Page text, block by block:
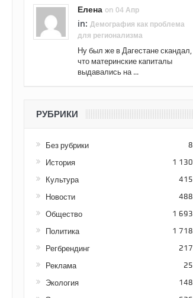
Елена on 04 Апр
in: Демография как проблема
для регионализма
Ну был же в Дагестане скандал,
что материнские капиталы
выдавались на ...
РУБРИКИ
Без рубрики 8
История 1 130
Культура 415
Новости 488
Общество 1 693
Политика 1 718
Регбрендинг 217
Реклама 25
Экология 148